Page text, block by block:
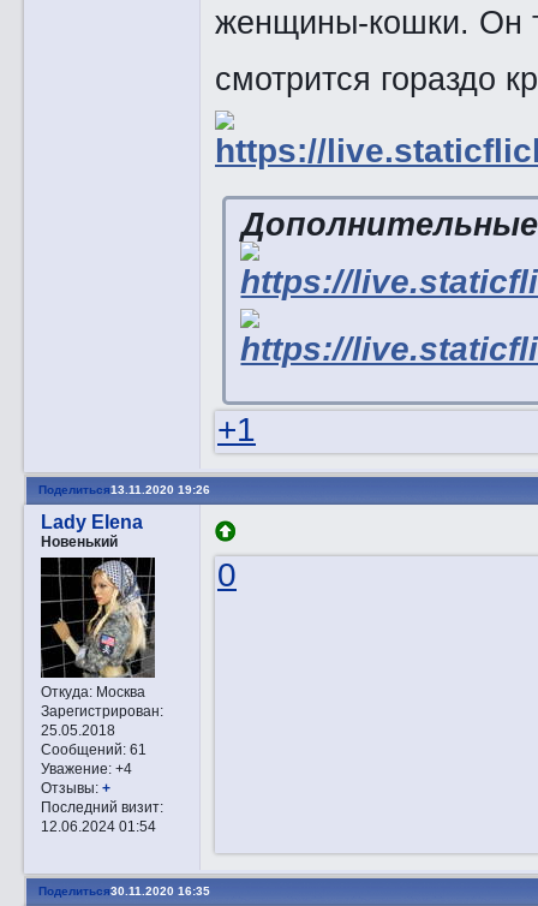
женщины-кошки. Он
смотрится гораздо
+1
Поделиться13.11.2020 19:26
Lady Elena
Новенький
Откуда:Москва
Зарегистрирован:
25.05.2018
Сообщений:61
Уважение: +4
Отзывы: +
Последний визит:
12.06.2024 01:54
0
Поделиться30.11.2020 16:35